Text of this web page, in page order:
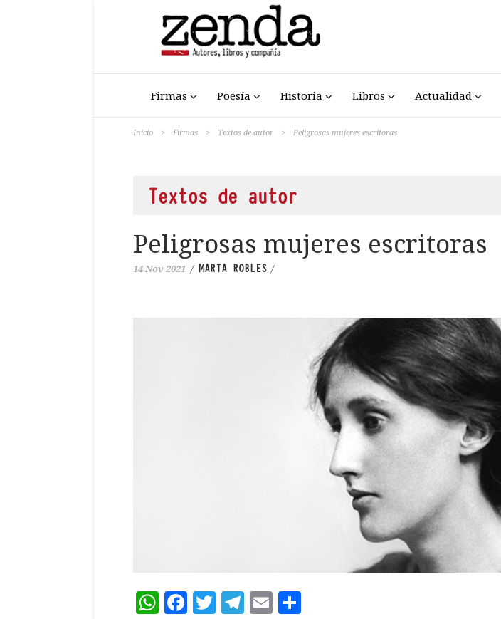
Firmas Poesía Historia Libros Actualidad
Inicio > Firmas > Textos de autor > Peligrosas mujeres escritoras
Textos de autor
Peligrosas mujeres escritoras
14 Nov 2021 / MARTA ROBLES /
WhatsApp
Facebook
Twitter
Telegram
Email